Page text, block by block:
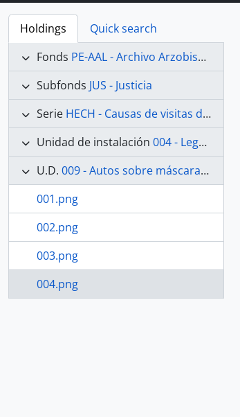
Holdings
Quick search
Fonds PE-AAL - Archivo Arzobispal de Lima
Subfonds JUS - Justicia
Serie HECH - Causas de visitas de hechicerías e Idolatrías
Unidad de instalación 004 - Legajo 04
U.D. 009 - Autos sobre máscaras de baile
001.png
002.png
003.png
004.png